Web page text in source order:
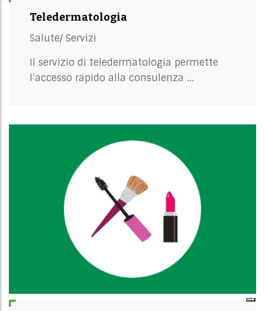
Teledermatologia
Salute/ Servizi
Il servizio di teledermatologia permette
l’accesso rapido alla consulenza ...